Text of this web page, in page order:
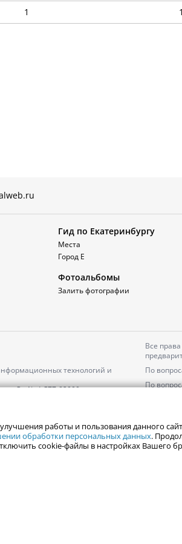
1 1
Гид по Екатеринбургу
Места
Город Е
Фотоальбомы
Залить фотографии
технологий и
Эл № ФС77-82000
Все
По
По
работы и пользования данного
обработки персональных данных.
cookie-файлы в настройках Вашего